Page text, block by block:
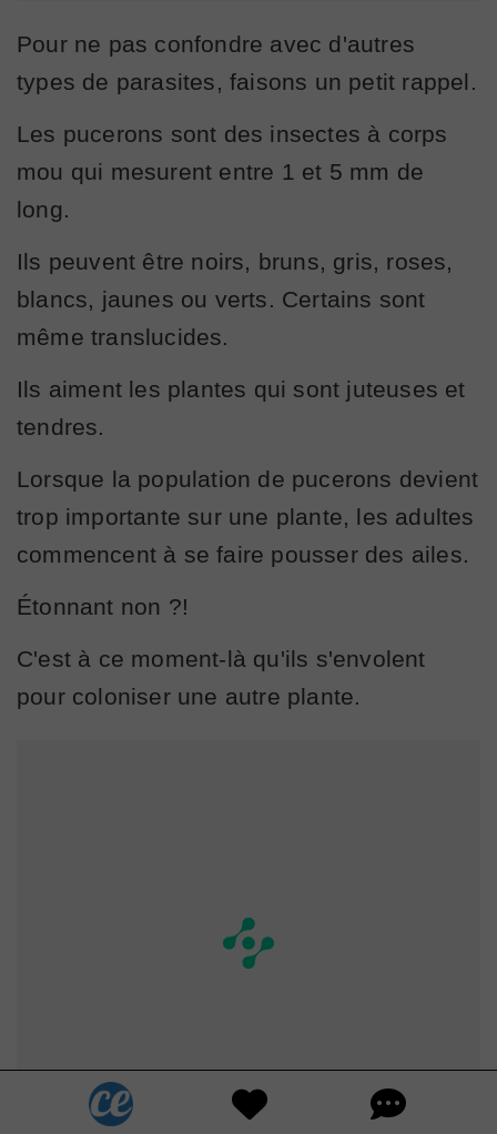
Pour ne pas confondre avec d'autres
types de parasites, faisons un petit rappel.
Les pucerons sont des insectes à corps
mou qui mesurent entre 1 et 5 mm de
long.
Ils peuvent être noirs, bruns, gris, roses,
blancs, jaunes ou verts. Certains sont
même translucides.
Ils aiment les plantes qui sont juteuses et
tendres.
Lorsque la population de pucerons devient
trop importante sur une plante, les adultes
commencent à se faire pousser des ailes.
Étonnant non ?!
C'est à ce moment-là qu'ils s'envolent
pour coloniser une autre plante.